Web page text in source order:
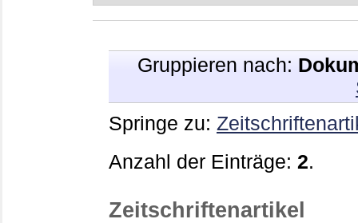
Gruppieren nach:
Springe zu:
Anzahl der Einträge: 2.
Zeitschriftenartikel